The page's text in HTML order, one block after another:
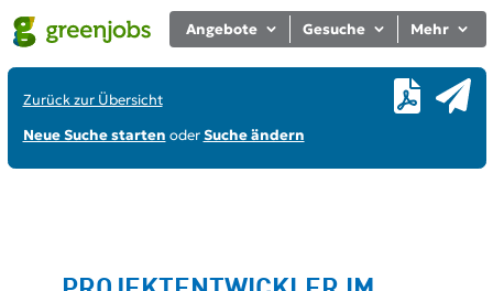
Angebote Gesuche Mehr
Zurück zur Übersicht
Neue Suche starten oderSuche ändern